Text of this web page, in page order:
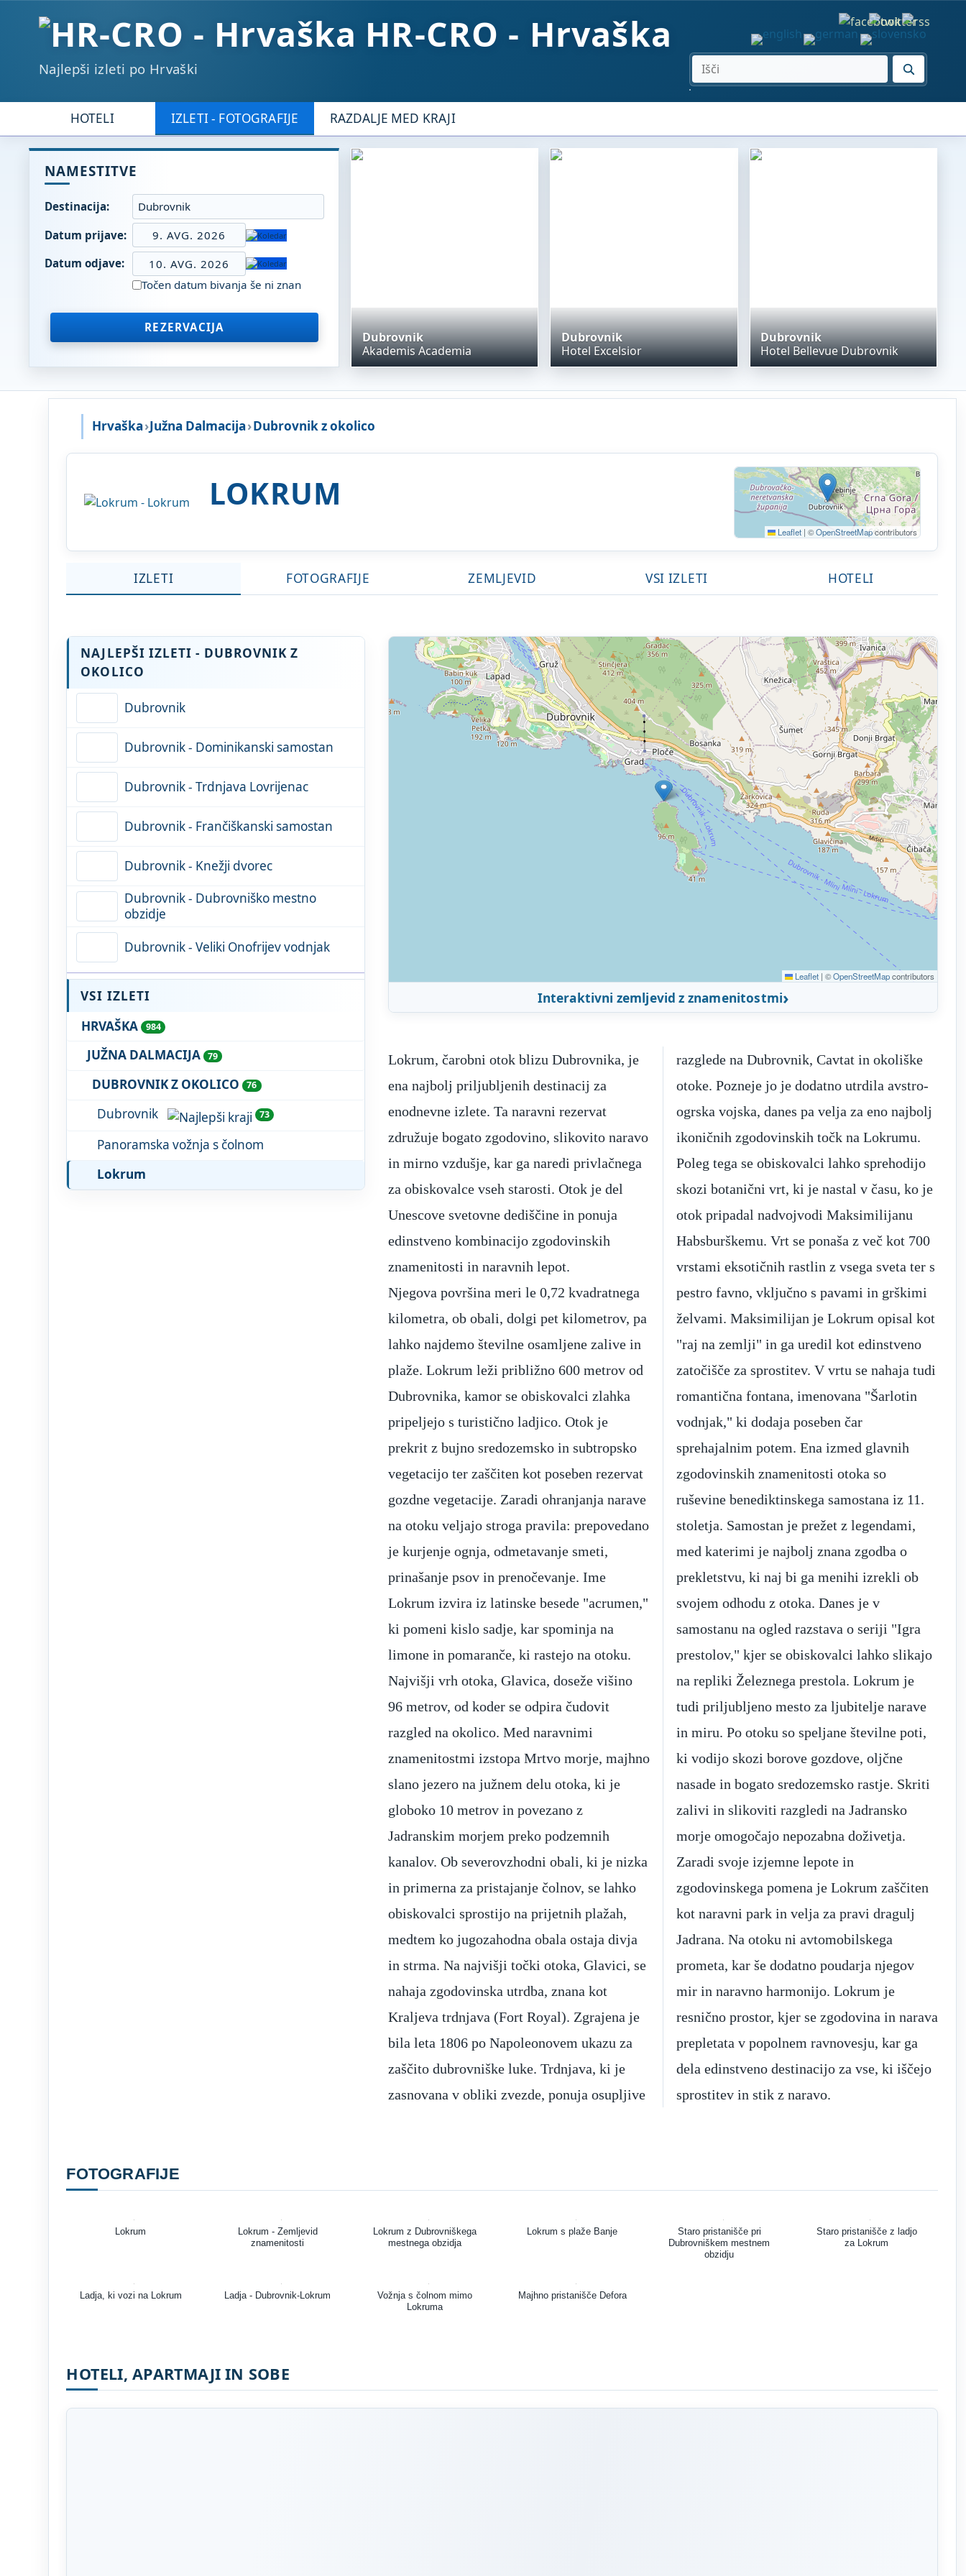
HR-CRO - Hrvaška
Najlepši izleti po Hrvaški IŠČI
HOTELI IZLETI - FOTOGRAFIJE RAZDALJE MED KRAJI
NAMESTITVE
Destinacija:
Datum prijave:
9. AVG. 2026
Datum odjave:
10. AVG. 2026
Točen datum bivanja še ni znan
REZERVACIJA
Dubrovnik
Akademis Academia
Dubrovnik
Hotel Excelsior
Dubrovnik
Hotel Bellevue Dubrovnik
Hrvaška›Južna Dalmacija›Dubrovnik z okolico
LOKRUM
Leaflet | ©OpenStreetMapcontributors
IZLETI FOTOGRAFIJE ZEMLJEVID VSI IZLETI HOTELI
NAJLEPŠI IZLETI - DUBROVNIK Z
OKOLICO
Dubrovnik
Dubrovnik - Dominikanski samostan
Dubrovnik - Trdnjava Lovrijenac
Dubrovnik - Frančiškanski samostan
Dubrovnik - Knežji dvorec
Dubrovnik - Dubrovniško mestno
obzidje
Dubrovnik - Veliki Onofrijev vodnjak
VSI IZLETI
HRVAŠKA
984
JUŽNA DALMACIJA 79
DUBROVNIK Z OKOLICO 76
Dubrovnik 73
Panoramska vožnja s čolnom
Lokrum
Leaflet | ©OpenStreetMapcontributors
Interaktivni zemljevid z znamenitostmi
Lokrum, čarobni otok blizu Dubrovnika, je
ena najbolj priljubljenih destinacij za
enodnevne izlete. Ta naravni rezervat
združuje bogato zgodovino, slikovito naravo
in mirno vzdušje, kar ga naredi privlačnega
za obiskovalce vseh starosti. Otok je del
Unescove svetovne dediščine in ponuja
edinstveno kombinacijo zgodovinskih
znamenitosti in naravnih lepot.
Njegova površina meri le 0,72 kvadratnega
kilometra, ob obali, dolgi pet kilometrov, pa
lahko najdemo številne osamljene zalive in
plaže. Lokrum leži približno 600 metrov od
Dubrovnika, kamor se obiskovalci zlahka
pripeljejo s turistično ladjico. Otok je
prekrit z bujno sredozemsko in subtropsko
vegetacijo ter zaščiten kot poseben rezervat
gozdne vegetacije. Zaradi ohranjanja narave
na otoku veljajo stroga pravila: prepovedano
je kurjenje ognja, odmetavanje smeti,
prinašanje psov in prenočevanje. Ime
Lokrum izvira iz latinske besede "acrumen,"
ki pomeni kislo sadje, kar spominja na
limone in pomaranče, ki rastejo na otoku.
Najvišji vrh otoka, Glavica, doseže višino
96 metrov, od koder se odpira čudovit
razgled na okolico. Med naravnimi
znamenitostmi izstopa Mrtvo morje, majhno
slano jezero na južnem delu otoka, ki je
globoko 10 metrov in povezano z
Jadranskim morjem preko podzemnih
kanalov. Ob severovzhodni obali, ki je nizka
in primerna za pristajanje čolnov, se lahko
obiskovalci sprostijo na prijetnih plažah,
medtem ko jugozahodna obala ostaja divja
in strma. Na najvišji točki otoka, Glavici, se
nahaja zgodovinska utrdba, znana kot
Kraljeva trdnjava (Fort Royal). Zgrajena je
bila leta 1806 po Napoleonovem ukazu za
zaščito dubrovniške luke. Trdnjava, ki je
zasnovana v obliki zvezde, ponuja osupljive
razglede na Dubrovnik, Cavtat in okoliške
otoke. Pozneje jo je dodatno utrdila avstro-
ogrska vojska, danes pa velja za eno najbolj
ikoničnih zgodovinskih točk na Lokrumu.
Poleg tega se obiskovalci lahko sprehodijo
skozi botanični vrt, ki je nastal v času, ko je
otok pripadal nadvojvodi Maksimilijanu
Habsburškemu. Vrt se ponaša z več kot 700
vrstami eksotičnih rastlin z vsega sveta ter s
pestro favno, vključno s pavami in grškimi
želvami. Maksimilijan je Lokrum opisal kot
"raj na zemlji" in ga uredil kot edinstveno
zatočišče za sprostitev. V vrtu se nahaja tudi
romantična fontana, imenovana "Šarlotin
vodnjak," ki dodaja poseben čar
sprehajalnim potem. Ena izmed glavnih
zgodovinskih znamenitosti otoka so
ruševine benediktinskega samostana iz 11.
stoletja. Samostan je prežet z legendami,
med katerimi je najbolj znana zgodba o
prekletstvu, ki naj bi ga menihi izrekli ob
svojem odhodu z otoka. Danes je v
samostanu na ogled razstava o seriji "Igra
prestolov," kjer se obiskovalci lahko slikajo
na repliki Železnega prestola. Lokrum je
tudi priljubljeno mesto za ljubitelje narave
in miru. Po otoku so speljane številne poti,
ki vodijo skozi borove gozdove, oljčne
nasade in bogato sredozemsko rastje. Skriti
zalivi in slikoviti razgledi na Jadransko
morje omogočajo nepozabna doživetja.
Zaradi svoje izjemne lepote in
zgodovinskega pomena je Lokrum zaščiten
kot naravni park in velja za pravi dragulj
Jadrana. Na otoku ni avtomobilskega
prometa, kar še dodatno poudarja njegov
mir in naravno harmonijo. Lokrum je
resnično prostor, kjer se zgodovina in narava
prepletata v popolnem ravnovesju, kar ga
dela edinstveno destinacijo za vse, ki iščejo
sprostitev in stik z naravo.
FOTOGRAFIJE
Lokrum
Lokrum - Zemljevid
znamenitosti
Lokrum z Dubrovniškega
mestnega obzidja
Lokrum s plaže Banje
Staro pristanišče pri
Dubrovniškem mestnem
obzidju
Staro pristanišče z ladjo
za Lokrum
Ladja, ki vozi na Lokrum Ladja - Dubrovnik-Lokrum
Vožnja s čolnom mimo
Lokruma
Majhno pristanišče Defora
HOTELI, APARTMAJI IN SOBE